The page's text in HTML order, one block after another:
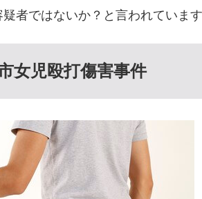
者ではないか？と言われています
女児殴打傷害事件